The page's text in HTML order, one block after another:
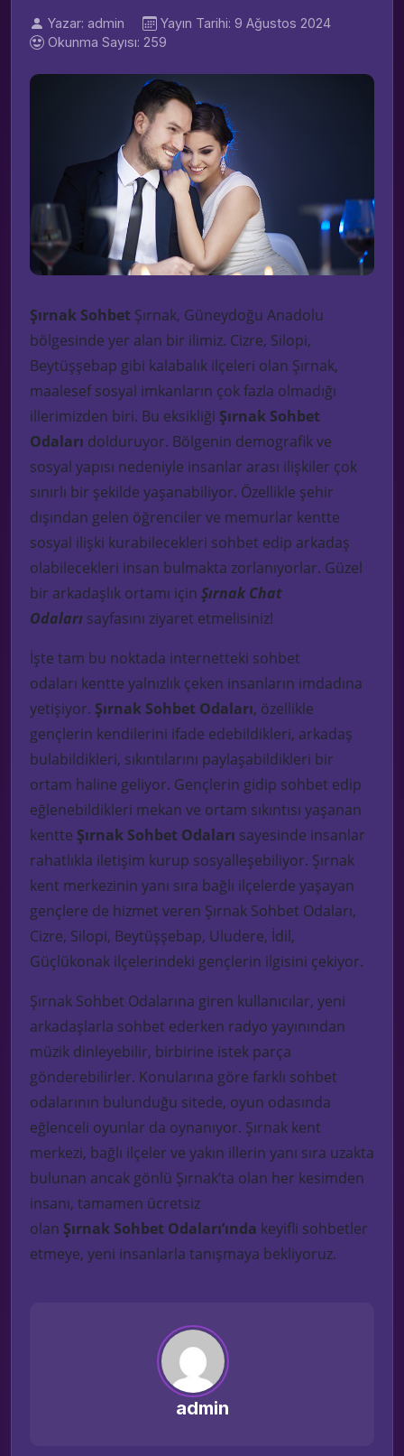
Yazar: admin
Yayın Tarihi: 9 Ağustos 2024
Okunma Sayısı: 259
Şırnak Sohbet Şırnak, Güneydoğu Anadolu
bölgesinde yer alan bir ilimiz. Cizre, Silopi,
Beytüşşebap gibi kalabalık ilçeleri olan Şırnak,
maalesef sosyal imkanların çok fazla olmadığı
illerimizden biri. Bu eksikliği Şırnak Sohbet
Odaları dolduruyor. Bölgenin demografik ve
sosyal yapısı nedeniyle insanlar arası ilişkiler çok
sınırlı bir şekilde yaşanabiliyor. Özellikle şehir
dışından gelen öğrenciler ve memurlar kentte
sosyal ilişki kurabilecekleri sohbet edip arkadaş
olabilecekleri insan bulmakta zorlanıyorlar. Güzel
bir arkadaşlık ortamı için Şırnak Chat
Odaları sayfasını ziyaret etmelisiniz!
İşte tam bu noktada internetteki sohbet
odaları kentte yalnızlık çeken insanların imdadına
yetişiyor. Şırnak Sohbet Odaları, özellikle
gençlerin kendilerini ifade edebildikleri, arkadaş
bulabildikleri, sıkıntılarını paylaşabildikleri bir
ortam haline geliyor. Gençlerin gidip sohbet edip
eğlenebildikleri mekan ve ortam sıkıntısı yaşanan
kentte Şırnak Sohbet Odaları sayesinde insanlar
rahatlıkla iletişim kurup sosyalleşebiliyor. Şırnak
kent merkezinin yanı sıra bağlı ilçelerde yaşayan
gençlere de hizmet veren Şırnak Sohbet Odaları,
Cizre, Silopi, Beytüşşebap, Uludere, İdil,
Güçlükonak ilçelerindeki gençlerin ilgisini çekiyor.
Şırnak Sohbet Odalarına giren kullanıcılar, yeni
arkadaşlarla sohbet ederken radyo yayınından
müzik dinleyebilir, birbirine istek parça
gönderebilirler. Konularına göre farklı sohbet
odalarının bulunduğu sitede, oyun odasında
eğlenceli oyunlar da oynanıyor. Şırnak kent
merkezi, bağlı ilçeler ve yakın illerin yanı sıra uzakta
bulunan ancak gönlü Şırnak’ta olan her kesimden
insanı, tamamen ücretsiz
olan Şırnak Sohbet Odaları’ında keyifli sohbetler
etmeye, yeni insanlarla tanışmaya bekliyoruz.
admin